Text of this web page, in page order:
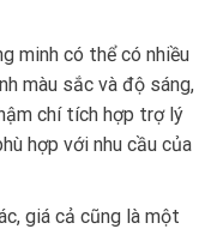
minh có thể có nhiều
màu sắc và độ sáng,
chí tích hợp trợ lý
hợp với nhu cầu của
giá cả cũng là một